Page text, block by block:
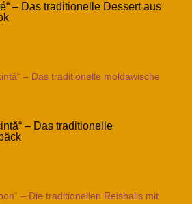
– Das traditionelle Dessert aus
– Das traditionelle